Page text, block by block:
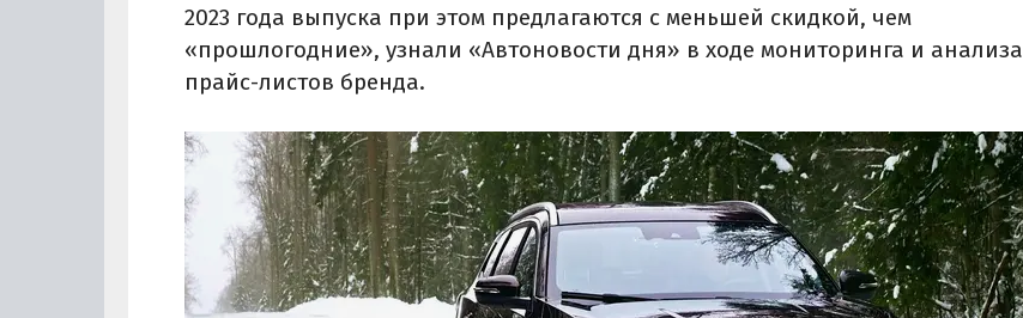
2023 года выпуска при этом предлагаются с меньшей скидкой, чем
«прошлогодние», узнали «Автоновости дня» в ходе мониторинга и анализа
прайс-листов бренда.